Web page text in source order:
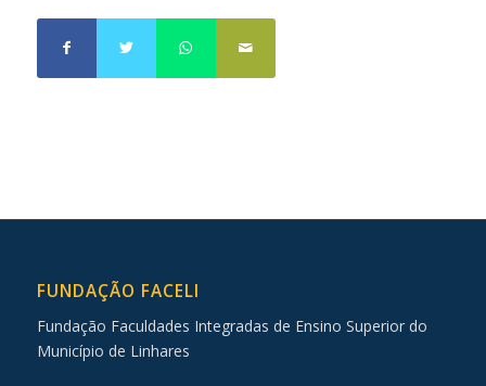
FUNDAÇÃO FACELI
Fundação Faculdades Integradas de Ensino Superior do
Município de Linhares